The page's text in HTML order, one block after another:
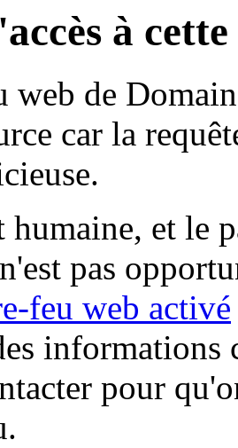
à
web de
car la
humaine, et le
pas
feu web activé
informations
pour